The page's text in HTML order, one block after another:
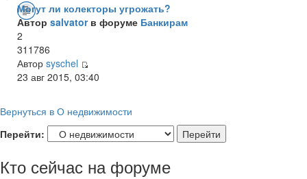
Могут ли колекторы угрожать?
Автор salvatorв форуме Банкирам
2
311786
Автор syschel
23 авг 2015, 03:40
Вернуться в О недвижимости
Перейти:
Кто сейчас на форуме